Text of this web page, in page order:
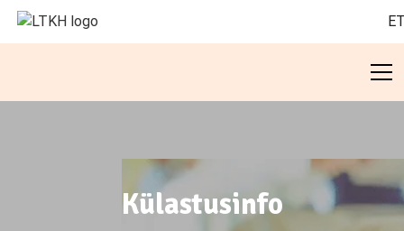
Külastusinfo